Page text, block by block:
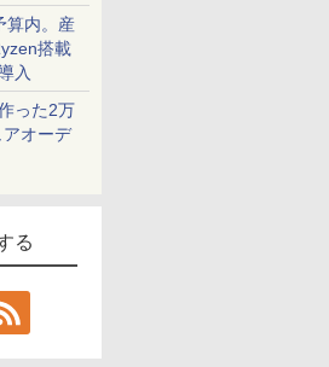
算内。産
搭載
入
った2万
アオーデ
る